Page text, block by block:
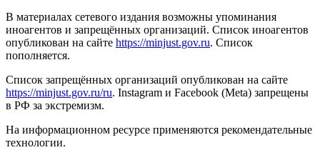
В материалах сетевого издания возможны упоминания
иноагентов и запрещённых организаций. Список иноагентов
опубликован на сайте https://minjust.gov.ru. Список
пополняется.
Список запрещённых организаций опубликован на сайте
https://minjust.gov.ru/ru. Instagram и Facebook (Metа) запрещены
в РФ за экстремизм.
На информационном ресурсе применяются рекомендательные
технологии.